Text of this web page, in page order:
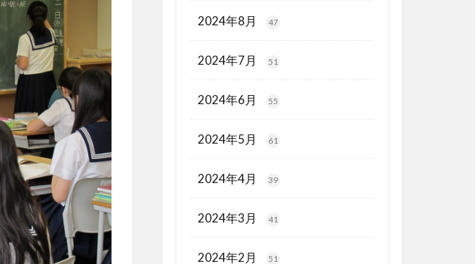
2024年8月 47
2024年7月 51
2024年6月 55
2024年5月 61
2024年4月 39
2024年3月 41
2024年2月 51